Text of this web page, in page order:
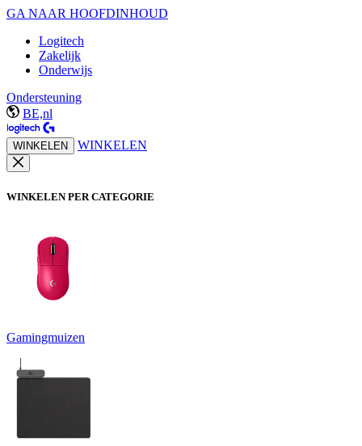
GA NAAR HOOFDINHOUD
Logitech
Zakelijk
Onderwijs
Ondersteuning
BE,nl
WINKELEN WINKELEN
WINKELEN PER CATEGORIE
Gamingmuizen